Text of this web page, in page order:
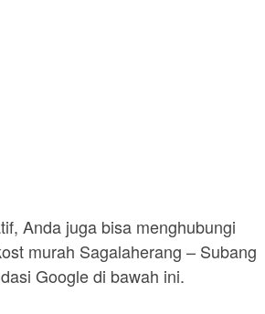
Anda juga bisa menghubungi
murah Sagalaherang – Subang
Google di bawah ini.